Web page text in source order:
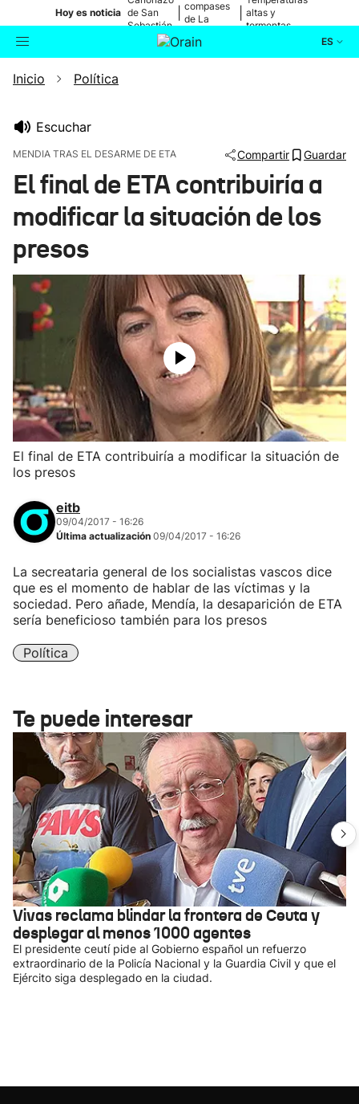
Hoy es noticia de San
Sebastián
compases
de La
altas y
tormentas
ES
Buscador
Ikusmiran
Inicio Política
Escuchar
MENDIA TRAS EL DESARME DE ETA Compartir Guardar
El final de ETA contribuiría a
modificar la situación de los
presos
El final de ETA contribuiría a modificar la situación de
los presos
eitb
09/04/2017 - 16:26
Última actualización 09/04/2017 - 16:26
La secreataria general de los socialistas vascos dice
que es el momento de hablar de las víctimas y la
sociedad. Pero añade, Mendía, la desaparición de ETA
sería beneficioso también para los presos
Política
Te puede interesar
Vivas reclama blindar la frontera de Ceuta y
desplegar al menos 1000 agentes
El presidente ceutí pide al Gobierno español un refuerzo
extraordinario de la Policía Nacional y la Guardia Civil y que el
Ejército siga desplegado en la ciudad.